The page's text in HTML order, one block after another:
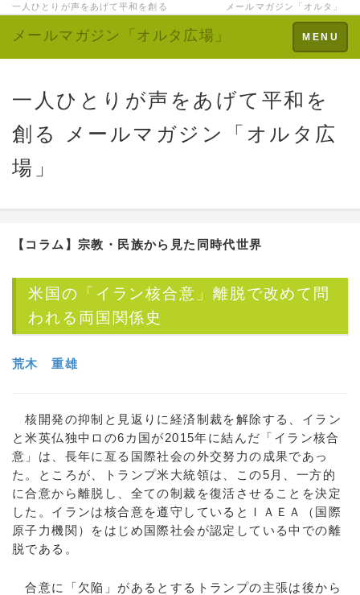
一人ひとりが声をあげて平和を創る メールマガジン「オルタ」
Toggle
navigation
MENU
メールマガジン「オルタ広場」
一人ひとりが声をあげて平和を
創る メールマガジン「オルタ広
場」
【コラム】宗教・民族から見た同時代世界
米国の「イラン核合意」離脱で改めて問
われる両国関係史
荒木 重雄
核開発の抑制と見返りに経済制裁を解除する、イラン
と米英仏独中ロの6カ国が2015年に結んだ「イラン核合
意」は、長年に亙る国際社会の外交努力の成果であっ
た。ところが、トランプ米大統領は、この5月、一方的
に合意から離脱し、全ての制裁を復活させることを決定
した。イランは核合意を遵守しているとＩＡＥＡ（国際
原子力機関）をはじめ国際社会が認定している中での離
脱である。
合意に「欠陥」があるとするトランプの主張は後から